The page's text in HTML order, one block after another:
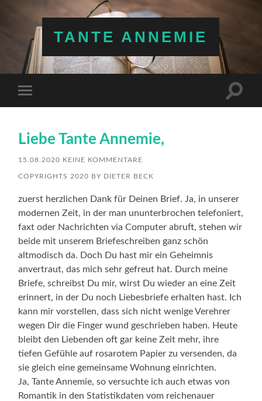
TANTE ANNEMIE
Menü
Liebe Tante Annemie,
15.08.2020 KEINE KOMMENTARE
COPYRIGHTS 2020 BY DIETER BECK
zuerst herzlichen Dank für Deinen Brief. Ja, in unserer
modernen Zeit, in der man ununterbrochen telefoniert,
faxt oder Nachrichten via Computer abruft, stehen wir
beide mit unserem Briefeschreiben ganz schön
altmodisch da. Doch Du hast mir ein Geheimnis
anvertraut, das mich sehr gefreut hat. Durch meine
Briefe, schreibst Du mir, wirst Du wieder an eine Zeit
erinnert, in der Du noch Liebesbriefe erhalten hast. Ich
kann mir vorstellen, dass sich nicht wenige Verehrer
wegen Dir die Finger wund geschrieben haben. Heute
bleibt den Liebenden oft gar keine Zeit mehr, ihre
tiefen Gefühle auf rosarotem Papier zu versenden, da
sie gleich eine gemeinsame Wohnung einrichten.
Ja, Tante Annemie, so versuchte ich auch etwas von
Romantik in den Statistikdaten vom reichenauer